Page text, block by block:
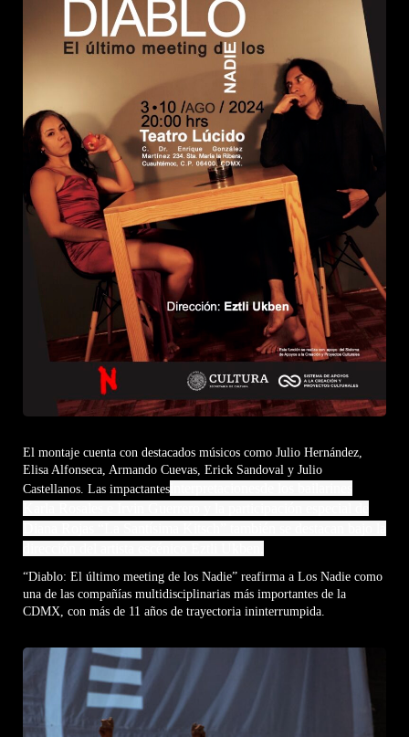
El montaje cuenta con destacados músicos como Julio Hernández,
Elisa Alfonseca, Armando Cuevas, Erick Sandoval y Julio
Castellanos. Las impactantes
“Diablo: El último meeting de los Nadie” reafirma a Los Nadie como
una de las compañías multidisciplinarias más importantes de la
CDMX, con más de 11 años de trayectoria ininterrumpida.